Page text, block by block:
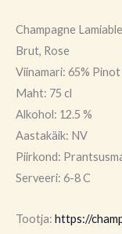
Champagne Lamiable
Brut, Rose
Viinamari: 65%
Maht: 75 cl
Alkohol: 12.5 %
Aastakäik: NV
Piirkond:
Serveeri: 6-8 C
Tootja: https://